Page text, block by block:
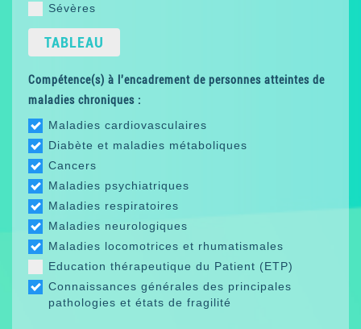
Sévères
TABLEAU
Compétence(s) à l'encadrement de personnes atteintes de
maladies chroniques :
Maladies cardiovasculaires
Diabète et maladies métaboliques
Cancers
Maladies psychiatriques
Maladies respiratoires
Maladies neurologiques
Maladies locomotrices et rhumatismales
Education thérapeutique du Patient (ETP)
Connaissances générales des principales
pathologies et états de fragilité